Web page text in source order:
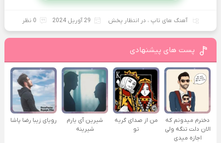
آهنگ های تاپ ، در انتظار پخش 29 آوریل 2024 0 نظر
پست های پیشنهادی
دخترم میدونم که
الان دلت تنگه ولی
اجازه میدی
من از صدای گريه
تو
شیرین آی یارم
شیرینه
رویای زیبا رضا پاشا